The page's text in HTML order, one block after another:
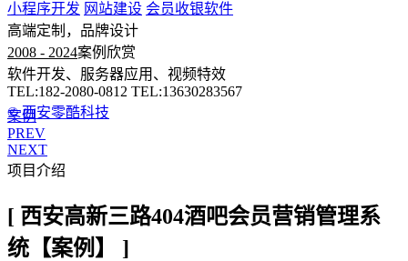
小程序开发 网站建设 会员收银软件
高端定制，品牌设计
2008 - 2024案例欣赏
软件开发、服务器应用、视频特效
TEL:182-2080-0812 TEL:13630283567
© 西安零酷科技
案例
PREV
NEXT
项目介绍
[ 西安高新三路404酒吧会员营销管理系
统【案例】 ]